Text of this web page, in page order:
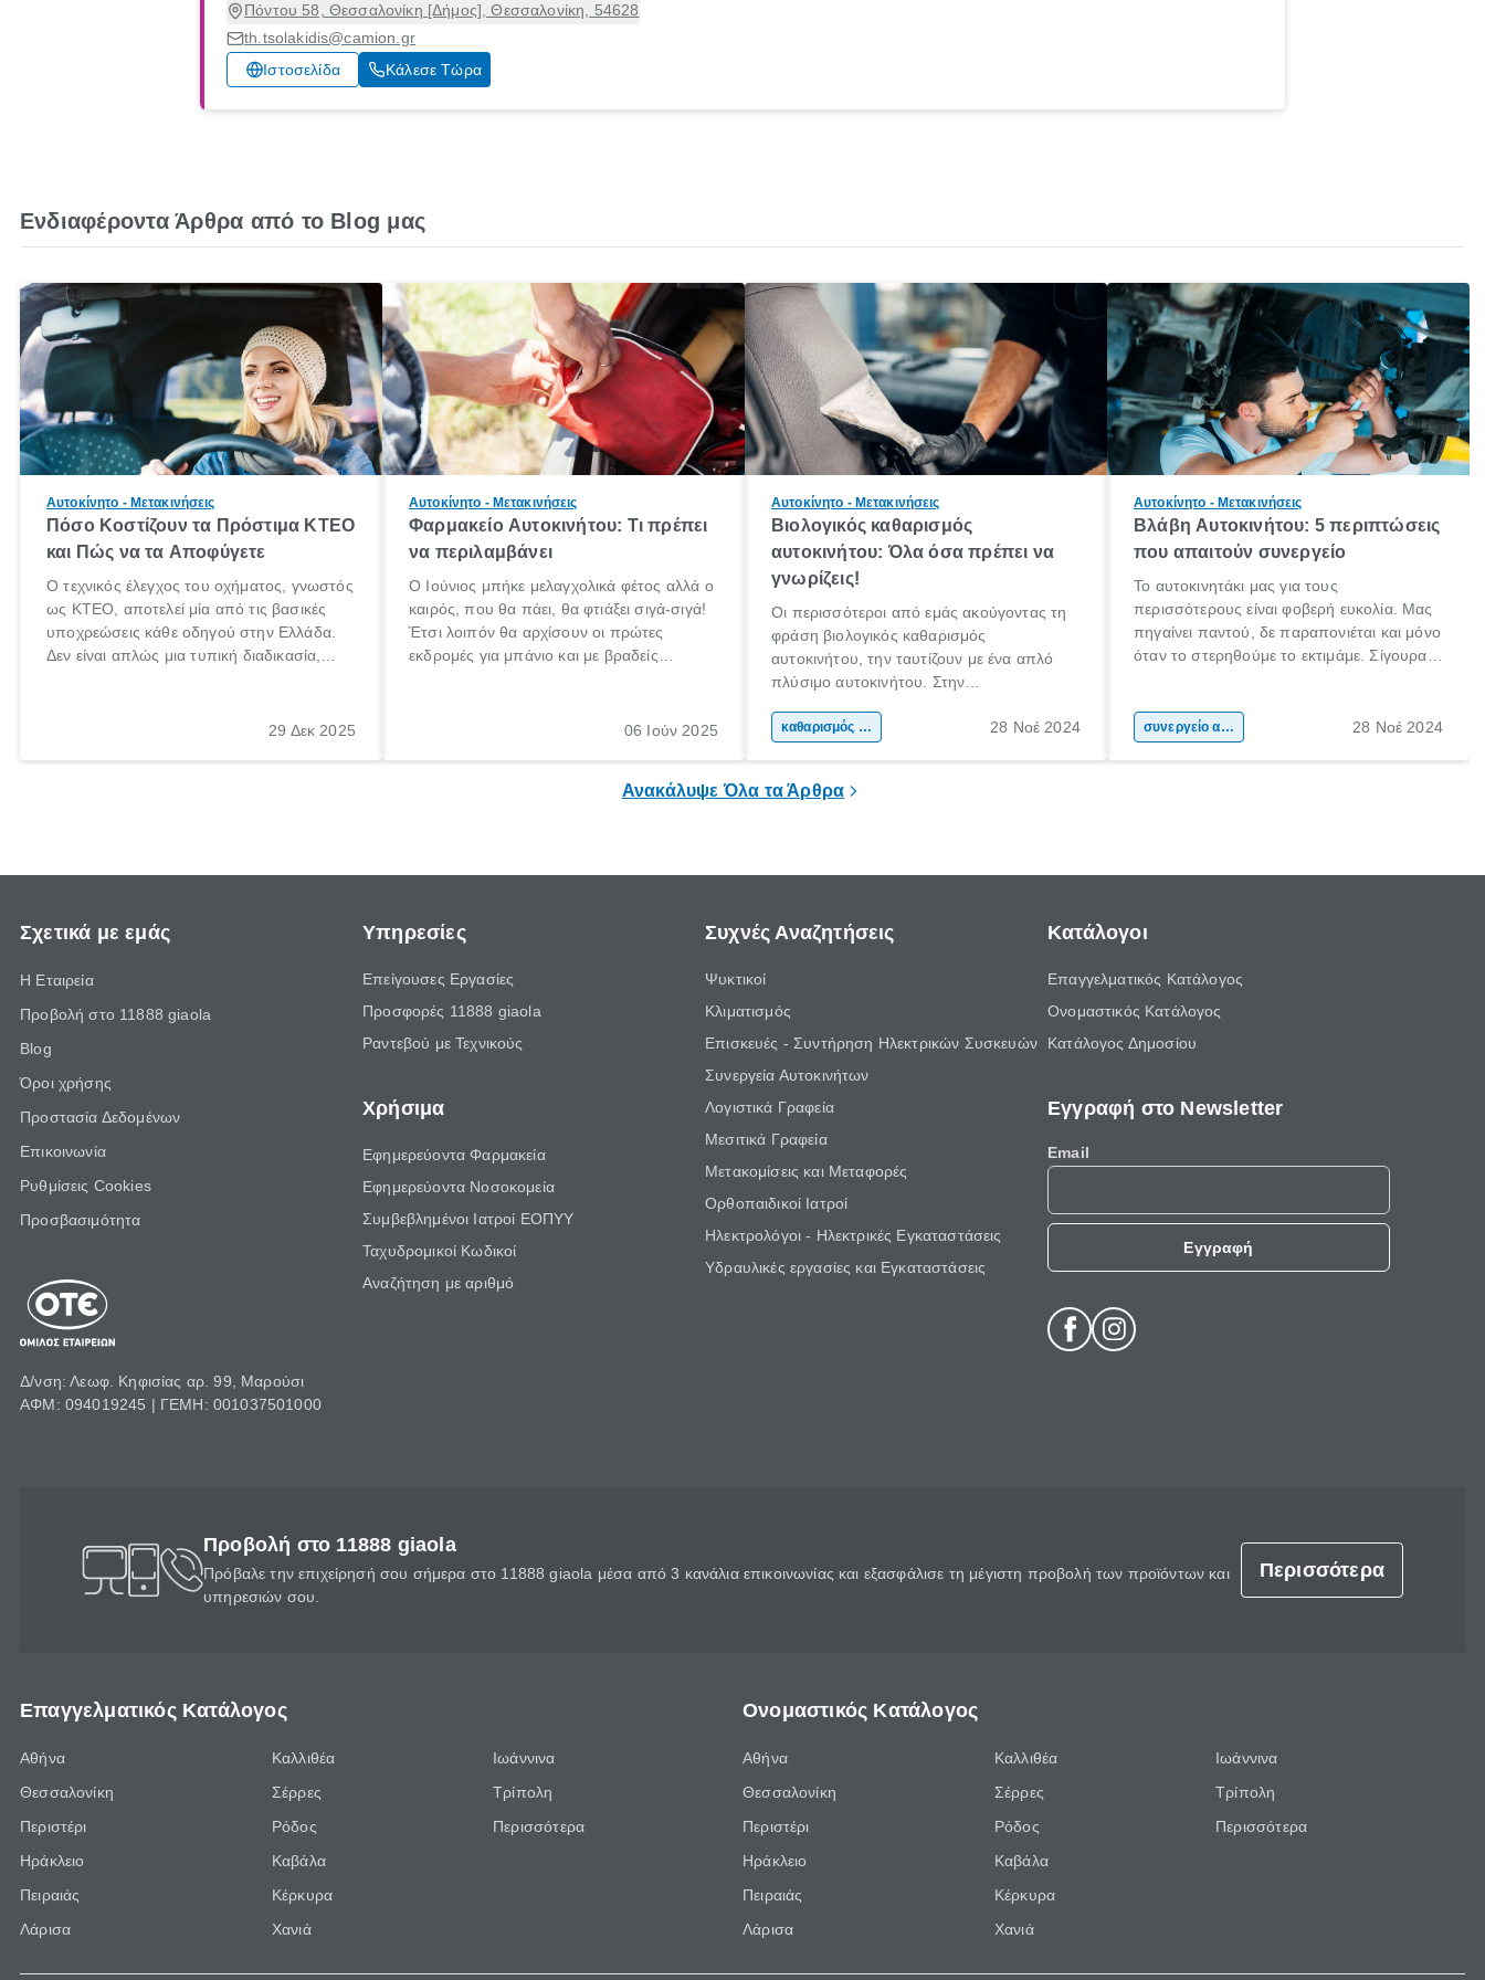
Πόντου 58, Θεσσαλονίκη [Δήμος], Θεσσαλονίκη, 54628
th.tsolakidis@camion.gr
Ιστοσελίδα
Κάλεσε Τώρα
Ενδιαφέροντα Άρθρα από το Blog μας
Αυτοκίνητο - Μετακινήσεις
Πόσο Κοστίζουν τα Πρόστιμα ΚΤΕΟ
και Πώς να τα Αποφύγετε
Ο τεχνικός έλεγχος του οχήματος, γνωστός
ως ΚΤΕΟ, αποτελεί μία από τις βασικές
υποχρεώσεις κάθε οδηγού στην Ελλάδα.
Δεν είναι απλώς μια τυπική διαδικασία,
οδηγών και του περιβάλλοντος. Ωστόσο,
29 Δεκ 2025
Αυτοκίνητο - Μετακινήσεις
Φαρμακείο Αυτοκινήτου: Τι πρέπει
να περιλαμβάνει
Ο Ιούνιος μπήκε μελαγχολικά φέτος αλλά ο
καιρός, που θα πάει, θα φτιάξει σιγά-σιγά!
Έτσι λοιπόν θα αρχίσουν οι πρώτες
εκδρομές για μπάνιο και με βραδείς
06 Ιούν 2025
Αυτοκίνητο - Μετακινήσεις
Βιολογικός καθαρισμός
αυτοκινήτου: Όλα όσα πρέπει να
γνωρίζεις!
Οι περισσότεροι από εμάς ακούγοντας τη
φράση βιολογικός καθαρισμός
αυτοκινήτου, την ταυτίζουν με ένα απλό
πλύσιμο αυτοκινήτου. Στην
βιολογικός καθαρισμός αυτοκινήτου, είναι
καθαρισμός αυτοκινήτου 28 Νοέ 2024
Αυτοκίνητο - Μετακινήσεις
Βλάβη Αυτοκινήτου: 5 περιπτώσεις
που απαιτούν συνεργείο
Το αυτοκινητάκι μας για τους
περισσότερους είναι φοβερή ευκολία. Μας
πηγαίνει παντού, δε παραπονιέται και μόνο
όταν το στερηθούμε το εκτιμάμε. Σίγουρα
που αν παρουσιαστεί μία βλάβη (ειδικά αν
δε τη θεωρούμε σοβαρή) θα αναβάλουμε
συνεργείο αυτοκινήτου 28 Νοέ 2024
Ανακάλυψε Όλα τα Άρθρα
Σχετικά με εμάς
Η Εταιρεία
Προβολή στο 11888 giaola
Blog
Όροι χρήσης
Προστασία Δεδομένων
Επικοινωνία
Ρυθμίσεις Cookies
Προσβασιμότητα
Δ/νση: Λεωφ. Κηφισίας αρ. 99, Μαρούσι
ΑΦΜ: 094019245 | ΓΕΜΗ: 001037501000
Υπηρεσίες
Επείγουσες Εργασίες
Προσφορές 11888 giaola
Ραντεβού με Τεχνικούς
Χρήσιμα
Εφημερεύοντα Φαρμακεία
Εφημερεύοντα Νοσοκομεία
Συμβεβλημένοι Ιατροί ΕΟΠΥΥ
Ταχυδρομικοί Κωδικοί
Αναζήτηση με αριθμό
Συχνές Αναζητήσεις
Ψυκτικοί
Κλιματισμός
Επισκευές - Συντήρηση Ηλεκτρικών Συσκευών
Συνεργεία Αυτοκινήτων
Λογιστικά Γραφεία
Μεσιτικά Γραφεία
Μετακομίσεις και Μεταφορές
Ορθοπαιδικοί Ιατροί
Ηλεκτρολόγοι - Ηλεκτρικές Εγκαταστάσεις
Υδραυλικές εργασίες και Εγκαταστάσεις
Κατάλογοι
Επαγγελματικός Κατάλογος
Ονομαστικός Κατάλογος
Κατάλογος Δημοσίου
Εγγραφή στο Newsletter
Email
Εγγραφή
Προβολή στο 11888 giaola
Πρόβαλε την επιχείρησή σου σήμερα στο 11888 giaola μέσα από 3 κανάλια επικοινωνίας και εξασφάλισε τη μέγιστη προβολή των προϊόντων και
υπηρεσιών σου.
Περισσότερα
Επαγγελματικός Κατάλογος
Αθήνα
Θεσσαλονίκη
Περιστέρι
Ηράκλειο
Πειραιάς
Λάρισα
Καλλιθέα
Σέρρες
Ρόδος
Καβάλα
Κέρκυρα
Χανιά
Ιωάννινα
Τρίπολη
Περισσότερα
Ονομαστικός Κατάλογος
Αθήνα
Θεσσαλονίκη
Περιστέρι
Ηράκλειο
Πειραιάς
Λάρισα
Καλλιθέα
Σέρρες
Ρόδος
Καβάλα
Κέρκυρα
Χανιά
Ιωάννινα
Τρίπολη
Περισσότερα